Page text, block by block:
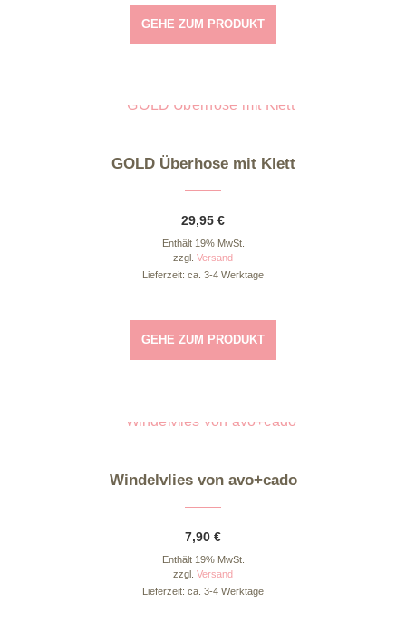
GEHE ZUM PRODUKT
Dieses Produkt weist mehrere Varianten auf. Die Optionen können auf der Produktseite gewählt werden
GOLD Überhose mit Klett
29,95 €
Enthält 19% MwSt.
zzgl. Versand
Lieferzeit: ca. 3-4 Werktage
GEHE ZUM PRODUKT
Windelvlies von avo+cado
7,90 €
Enthält 19% MwSt.
zzgl. Versand
Lieferzeit: ca. 3-4 Werktage